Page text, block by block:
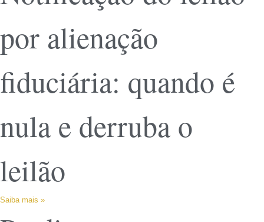
por alienação
fiduciária: quando é
nula e derruba o
leilão
Saiba mais »